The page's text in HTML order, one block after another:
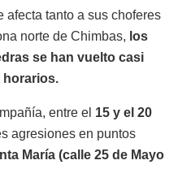
afecta tanto a sus choferes
norte de Chimbas, los
se han vuelto casi
horarios.
entre el 15 y el 20
agresiones en puntos
María (calle 25 de Mayo